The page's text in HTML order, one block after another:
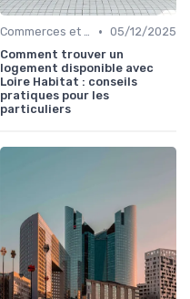
Commerces et Retail • 05/12/2025
Comment trouver un
logement disponible avec
Loire Habitat : conseils
pratiques pour les
particuliers